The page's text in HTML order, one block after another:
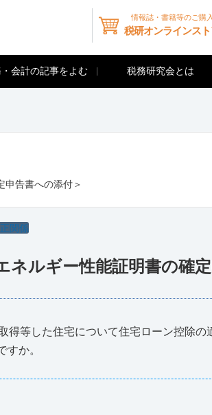
情報誌・書籍等のご購入
税研オンラインス
会計の記事をよむ 税務研究会とは
申告書への添付＞
関係
ネルギー性能証明書の確
等した住宅について住宅ローン控除の
すか。